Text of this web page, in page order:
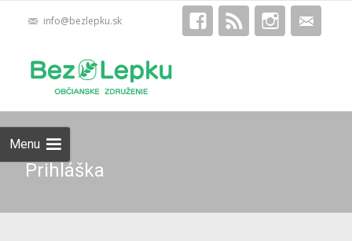
info@bezlepku.sk
Menu
Prihláška